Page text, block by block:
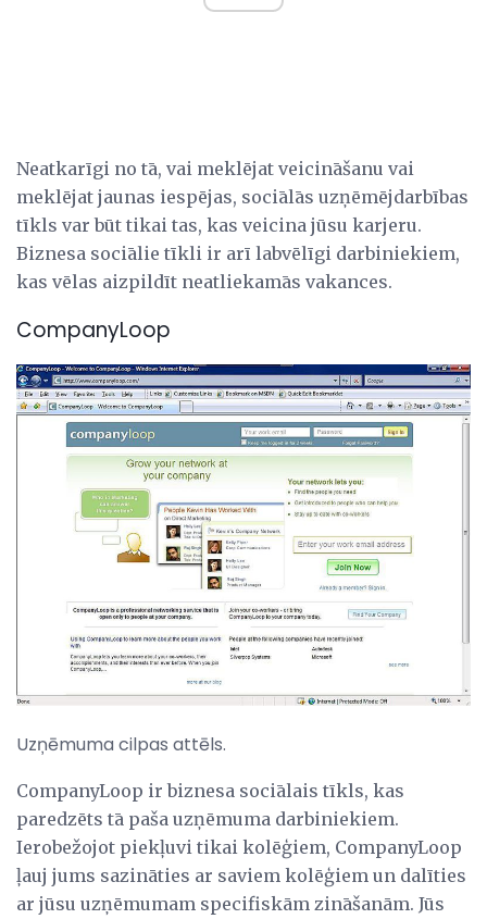
Neatkarīgi no tā, vai meklējat veicināšanu vai
meklējat jaunas iespējas, sociālās uzņēmējdarbības
tīkls var būt tikai tas, kas veicina jūsu karjeru.
Biznesa sociālie tīkli ir arī labvēlīgi darbiniekiem,
kas vēlas aizpildīt neatliekamās vakances.
CompanyLoop
Uzņēmuma cilpas attēls.
CompanyLoop ir biznesa sociālais tīkls, kas
paredzēts tā paša uzņēmuma darbiniekiem.
Ierobežojot piekļuvi tikai kolēģiem, CompanyLoop
ļauj jums sazināties ar saviem kolēģiem un dalīties
ar jūsu uzņēmumam specifiskām zināšanām. Jūs